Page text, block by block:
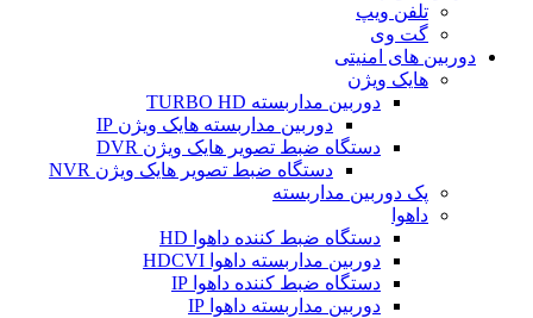
تلفن ویپ
گت وی
دوربین های امنیتی
هایک ویژن
دوربین مداربسته TURBO HD
دوربین مداربسته هایک ویژن IP
دستگاه ضبط تصویر هایک ویژن DVR
دستگاه ضبط تصویر هایک ویژن NVR
پک دوربین مداربسته
داهوا
دستگاه ضبط کننده داهوا HD
دوربین مداربسته داهوا HDCVI
دستگاه ضبط کننده داهوا IP
دوربین مداربسته داهوا IP